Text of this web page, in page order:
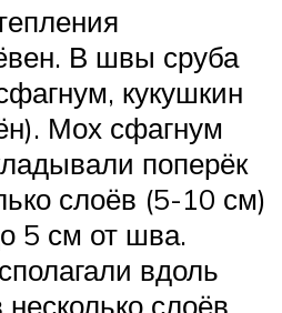
В швы сруба
кукушкин
Мох сфагнум
поперёк
слоёв (5-10 см)
5 см от шва.
вдоль
слоёв